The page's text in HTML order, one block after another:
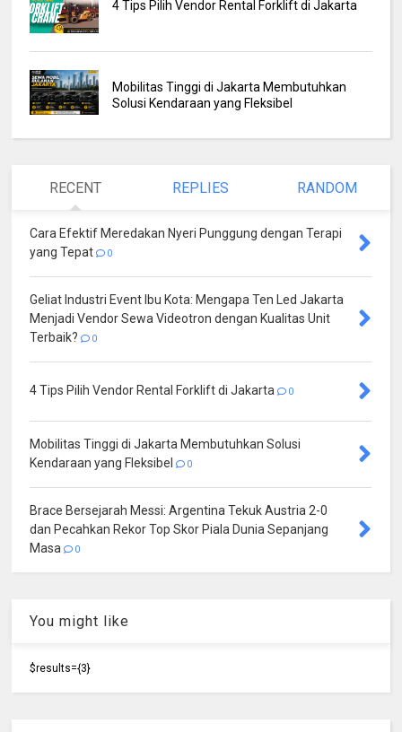
4 Tips Pilih Vendor Rental Forklift di Jakarta
Mobilitas Tinggi di Jakarta Membutuhkan
Solusi Kendaraan yang Fleksibel
RECENT REPLIES RANDOM
Cara Efektif Meredakan Nyeri Punggung dengan Terapi
yang Tepat
0
Geliat Industri Event Ibu Kota: Mengapa Ten Led Jakarta
Menjadi Vendor Sewa Videotron dengan Kualitas Unit
Terbaik?
0
4 Tips Pilih Vendor Rental Forklift di Jakarta 0
Mobilitas Tinggi di Jakarta Membutuhkan Solusi
Kendaraan yang Fleksibel
0
Brace Bersejarah Messi: Argentina Tekuk Austria 2-0
dan Pecahkan Rekor Top Skor Piala Dunia Sepanjang
Masa
0
You might like
$results={3}